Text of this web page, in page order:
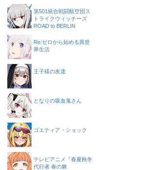
第501統合戦闘航空団ス
トライクウィッチーズ
ROAD to BERLIN
Re:ゼロから始める異世
界生活
王子様の友達
となりの吸血鬼さん
ゴエティア・ショック
テレビアニメ『春夏秋冬
代行者 春の舞